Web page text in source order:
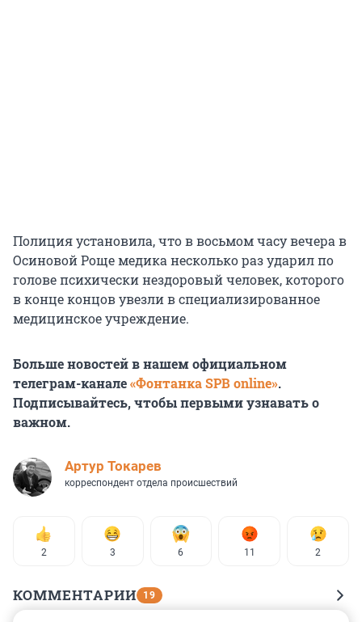
Полиция установила, что в восьмом часу вечера в
Осиновой Роще медика несколько раз ударил по
голове психически нездоровый человек, которого
в конце концов увезли в специализированное
медицинское учреждение.
Больше новостей в нашем официальном
телеграм-канале«Фонтанка SPB online».
Подписывайтесь, чтобы первыми узнавать о
важном.
Артур Токарев
корреспондент отдела происшествий
2 3 6 11 2
КОММЕНТАРИИ 19